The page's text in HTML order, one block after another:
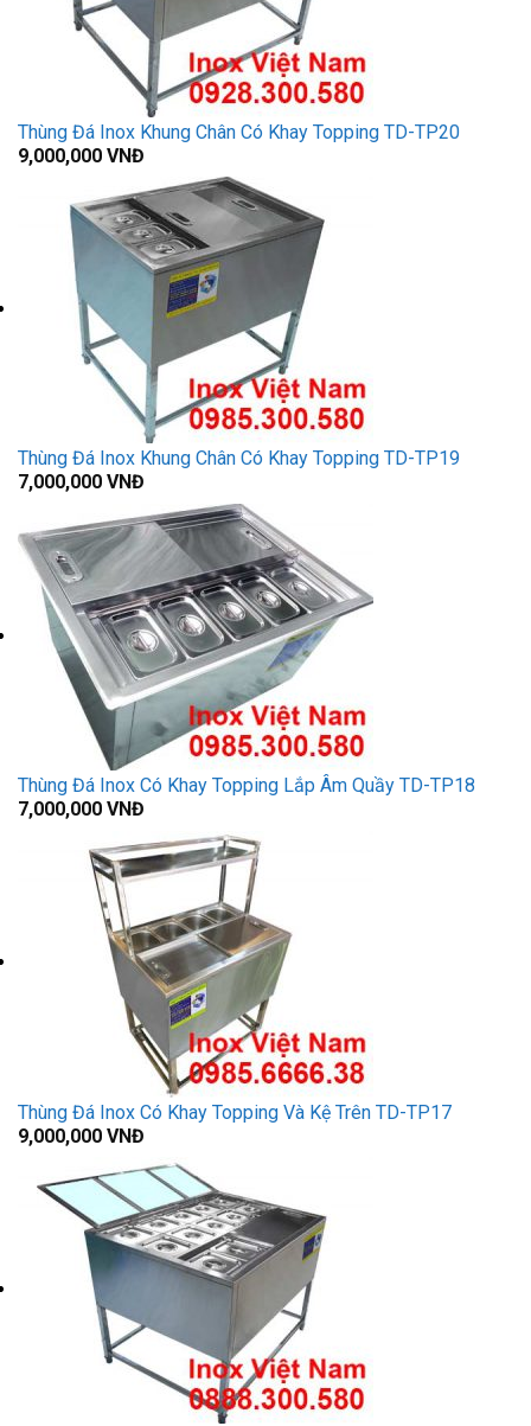
Thùng Đá Inox Khung Chân Có Khay Topping TD-TP20
9,000,000 VNĐ
Thùng Đá Inox Khung Chân Có Khay Topping TD-TP19
7,000,000 VNĐ
Thùng Đá Inox Có Khay Topping Lắp Âm Quầy TD-TP18
7,000,000 VNĐ
Thùng Đá Inox Có Khay Topping Và Kệ Trên TD-TP17
9,000,000 VNĐ